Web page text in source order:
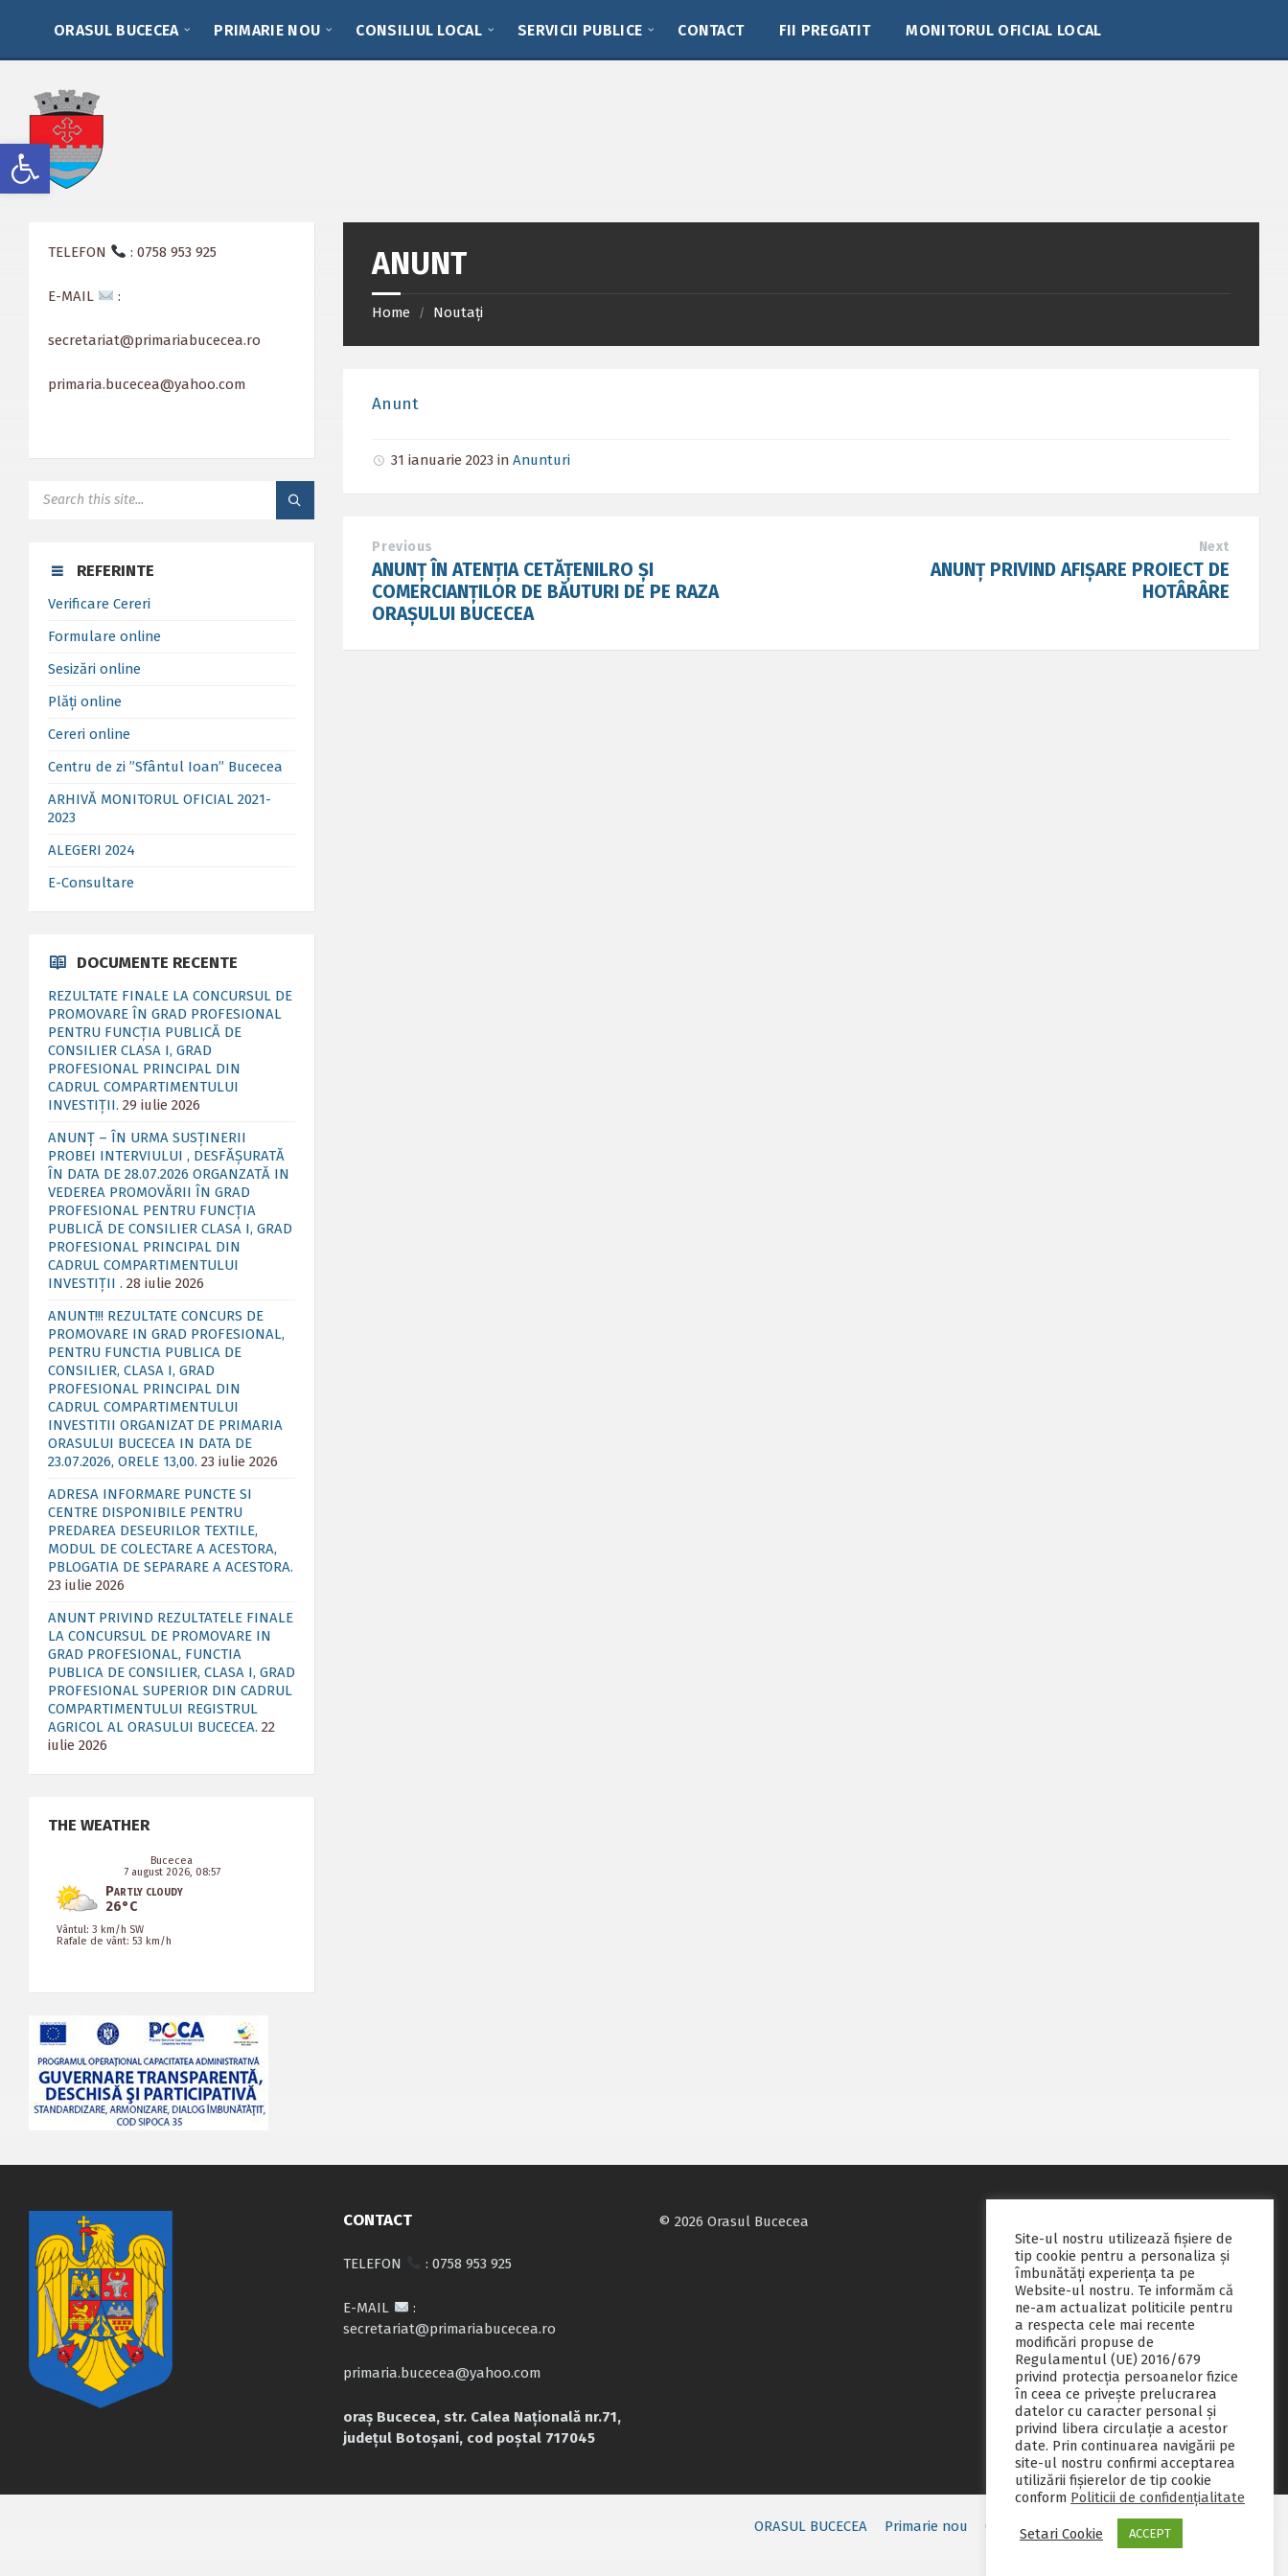
Deschide bara de unelte
sidebar
ORASUL BUCECEA PRIMARIE NOU CONSILIUL LOCAL SERVICII PUBLICE CONTACT FII PREGATIT MONITORUL OFICIAL LOCAL
ANUNT
Home / Noutați
Anunt
31 ianuarie 2023inAnunturi
Previous
ANUNȚ ÎN ATENȚIA CETĂȚENILRO ȘI
COMERCIANȚILOR DE BĂUTURI DE PE RAZA
ORAȘULUI BUCECEA
Next
ANUNȚ PRIVIND AFIȘARE PROIECT DE
HOTÂRÂRE
TELEFON : 0758 953 925
E-MAIL :
secretariat@primariabucecea.ro
primaria.bucecea@yahoo.com
REFERINTE
Verificare Cereri
Formulare online
Sesizări online
Plăți online
Cereri online
Centru de zi ”Sfântul Ioan” Bucecea
ARHIVĂ MONITORUL OFICIAL 2021-
2023
ALEGERI 2024
E-Consultare
DOCUMENTE RECENTE
REZULTATE FINALE LA CONCURSUL DE
PROMOVARE ÎN GRAD PROFESIONAL
PENTRU FUNCȚIA PUBLICĂ DE
CONSILIER CLASA I, GRAD
PROFESIONAL PRINCIPAL DIN
CADRUL COMPARTIMENTULUI
INVESTIȚII. 29 iulie 2026
ANUNȚ – ÎN URMA SUSȚINERII
PROBEI INTERVIULUI , DESFĂȘURATĂ
ÎN DATA DE 28.07.2026 ORGANZATĂ IN
VEDEREA PROMOVĂRII ÎN GRAD
PROFESIONAL PENTRU FUNCȚIA
PUBLICĂ DE CONSILIER CLASA I, GRAD
PROFESIONAL PRINCIPAL DIN
CADRUL COMPARTIMENTULUI
INVESTIȚII . 28 iulie 2026
ANUNT!!! REZULTATE CONCURS DE
PROMOVARE IN GRAD PROFESIONAL,
PENTRU FUNCTIA PUBLICA DE
CONSILIER, CLASA I, GRAD
PROFESIONAL PRINCIPAL DIN
CADRUL COMPARTIMENTULUI
INVESTITII ORGANIZAT DE PRIMARIA
ORASULUI BUCECEA IN DATA DE
23.07.2026, ORELE 13,00. 23 iulie 2026
ADRESA INFORMARE PUNCTE SI
CENTRE DISPONIBILE PENTRU
PREDAREA DESEURILOR TEXTILE,
MODUL DE COLECTARE A ACESTORA,
PBLOGATIA DE SEPARARE A ACESTORA.
23 iulie 2026
ANUNT PRIVIND REZULTATELE FINALE
LA CONCURSUL DE PROMOVARE IN
GRAD PROFESIONAL, FUNCTIA
PUBLICA DE CONSILIER, CLASA I, GRAD
PROFESIONAL SUPERIOR DIN CADRUL
COMPARTIMENTULUI REGISTRUL
AGRICOL AL ORASULUI BUCECEA. 22
iulie 2026
THE WEATHER
Bucecea
7 august 2026, 08:57
Partly cloudy
26°C
Vântul: 3 km/h SW
Rafale de vânt: 53 km/h
CONTACT
TELEFON : 0758 953 925
E-MAIL
:
secretariat@primariabucecea.ro
primaria.bucecea@yahoo.com
oraș Bucecea, str. Calea Națională nr.71,
județul Botoșani, cod poștal 717045
© 2026 Orasul Bucecea
ORASUL BUCECEA Primarie nou Consiliul local Servicii publice
Monitorul oficial local
Site-ul nostru utilizează fişiere de
tip cookie pentru a personaliza și
îmbunătăți experiența ta pe
Website-ul nostru. Te informăm că
ne-am actualizat politicile pentru
a respecta cele mai recente
modificări propuse de
Regulamentul (UE) 2016/679
privind protecția persoanelor fizice
în ceea ce privește prelucrarea
datelor cu caracter personal și
privind libera circulație a acestor
date. Prin continuarea navigării pe
site-ul nostru confirmi acceptarea
utilizării fişierelor de tip cookie
conform Politicii de confidențialitate
Setari Cookie ACCEPT